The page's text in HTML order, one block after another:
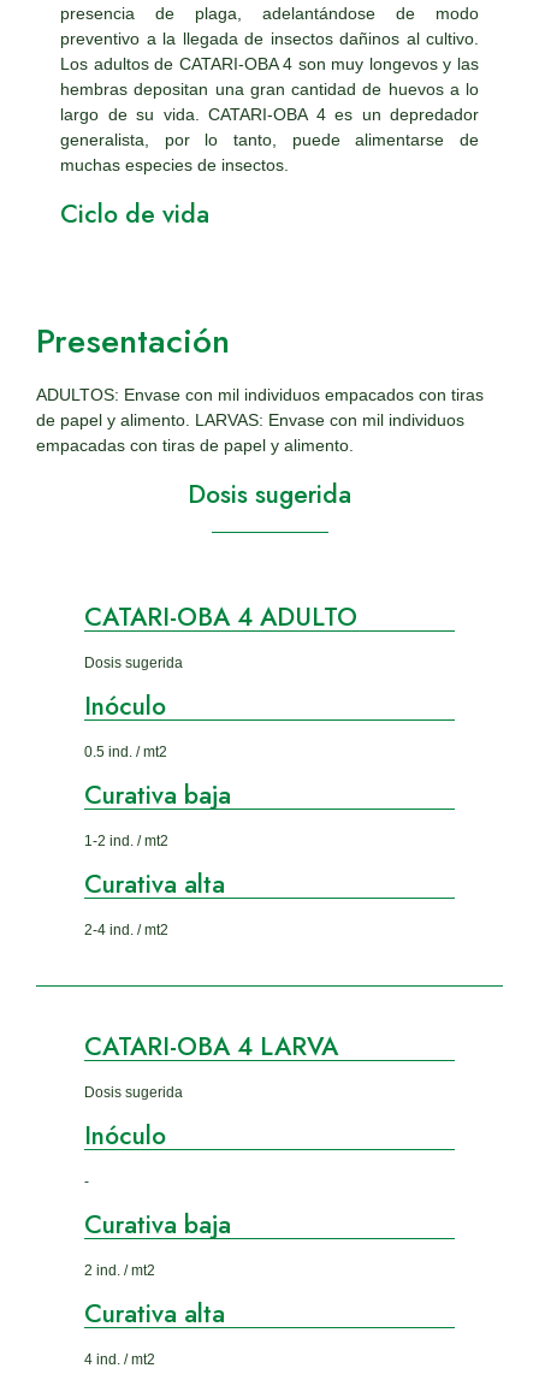
presencia de plaga, adelantándose de modo
preventivo a la llegada de insectos dañinos al cultivo.
Los adultos de CATARI-OBA 4 son muy longevos y las
hembras depositan una gran cantidad de huevos a lo
largo de su vida. CATARI-OBA 4 es un depredador
generalista, por lo tanto, puede alimentarse de
muchas especies de insectos.
Ciclo de vida
Presentación
ADULTOS: Envase con mil individuos empacados con tiras
de papel y alimento. LARVAS: Envase con mil individuos
empacadas con tiras de papel y alimento.
Dosis sugerida
CATARI-OBA 4 ADULTO
Dosis sugerida
Inóculo
0.5 ind. / mt2
Curativa baja
1-2 ind. / mt2
Curativa alta
2-4 ind. / mt2
CATARI-OBA 4 LARVA
Dosis sugerida
Inóculo
-
Curativa baja
2 ind. / mt2
Curativa alta
4 ind. / mt2